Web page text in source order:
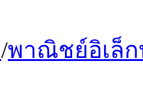
/พาณิชย์อิเล็